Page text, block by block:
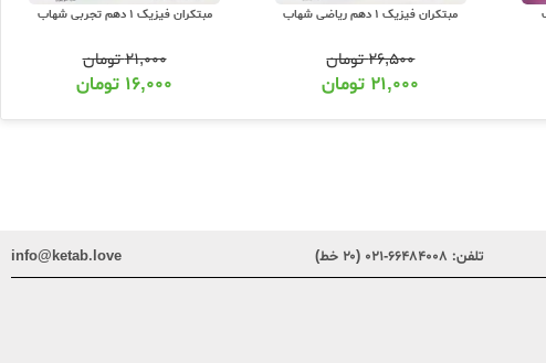
مبتکران فیزیک 1 دهم ریاضی شهاب
۲۶,۵۰۰تومان
۲۱,۰۰۰ تومان
مبتکران فیزیک 1 دهم تجربی شهاب
۲۱,۰۰۰تومان
۱۶,۰۰۰ تومان
تلفن: ۶۶۴۸۴۰۰۸-۰۲۱ (۲۰ خط) info@ketab.love